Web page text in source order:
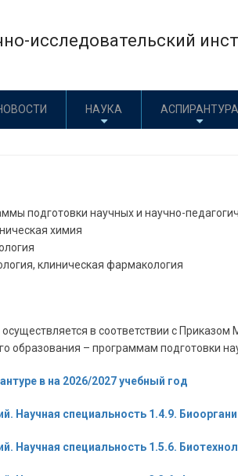
исследовательский
НАУКА АСПИРАНТУРА
подготовки научных и научно-
химия
клиническая фармакология
в соответствии с
– программам подготовки
в на 2026/2027 учебный год
Научная специальность 1.4.9.
Научная специальность 1.5.6.